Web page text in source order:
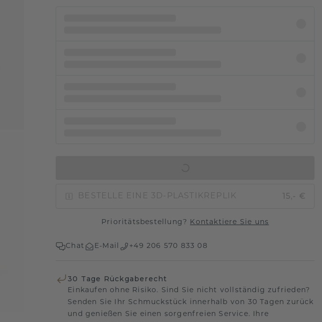
BESTELLE EINE 3D-PLASTIKREPLIK 15,- €
Prioritätsbestellung? Kontaktiere Sie uns
Chat E-Mail +49 206 570 833 08
30 Tage Rückgaberecht
Einkaufen ohne Risiko. Sind Sie nicht vollständig zufrieden?
Senden Sie Ihr Schmuckstück innerhalb von 30 Tagen zurück
und genießen Sie einen sorgenfreien Service. Ihre